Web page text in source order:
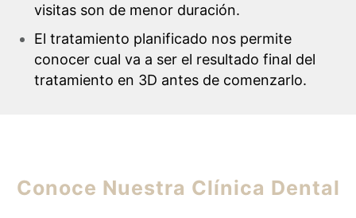
visitas son de menor duración.
El tratamiento planificado nos permite
conocer cual va a ser el resultado final del
tratamiento en 3D antes de comenzarlo.
Conoce Nuestra Clínica Dental